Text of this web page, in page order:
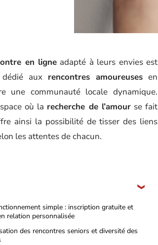
en ligneadapté à leurs envies est
aux rencontres amoureuses en
une communauté locale dynamique.
où la recherche de l’amourse fait
ainsi la possibilité de tisser des liens
les attentes de chacun.
simple : inscription gratuite et
relation personnalisée
des rencontres seniors et diversité des